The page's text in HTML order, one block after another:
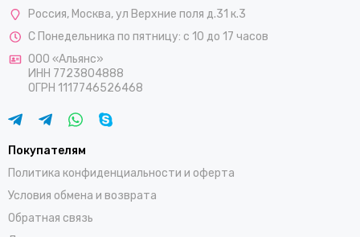
Россия, Москва,ул Верхние поля д.31 к.3
С Понедельника по пятницу: с 10 до 17 часов
ООО «Альянс»
ИНН 7723804888
ОГРН 1117746526468
Покупателям
Политика конфиденциальности и оферта
Условия обмена и возврата
Обратная связь